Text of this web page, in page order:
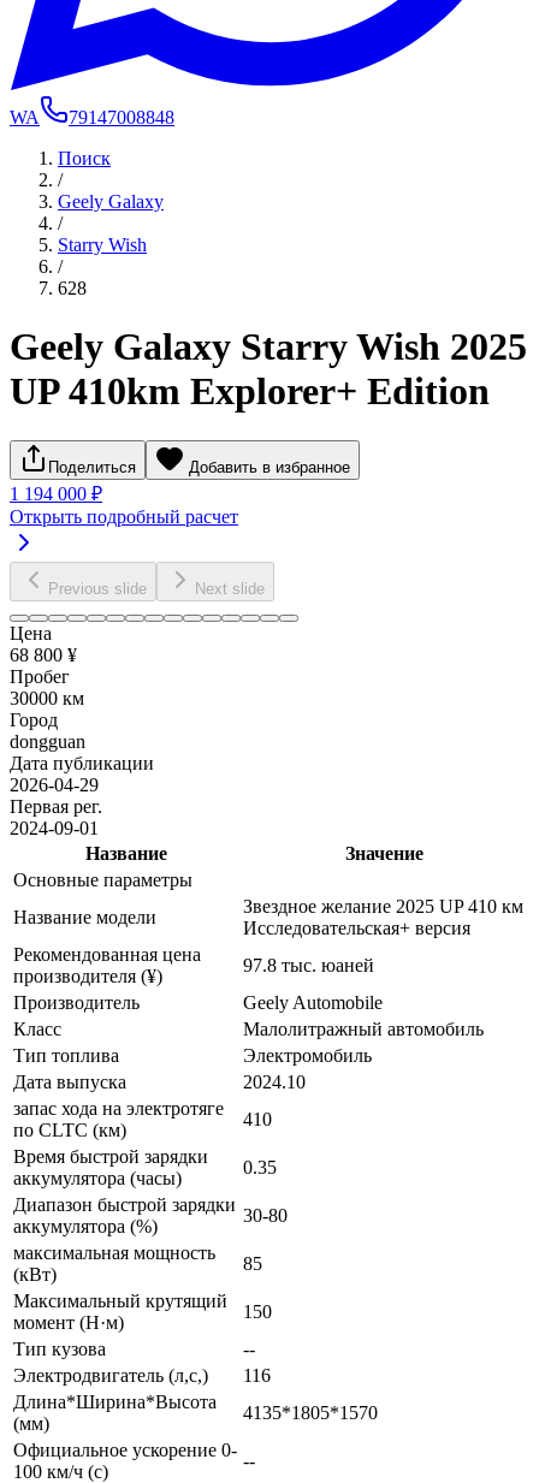
WA
79147008848
Поиск
/
Geely Galaxy
/
Starry Wish
/
628
Geely Galaxy Starry Wish 2025
UP 410km Explorer+ Edition
Поделиться Добавить в избранное
1 194 000 ₽
Открыть подробный расчет
Previous slide Next slide
Цена
68 800 ¥
Пробег
30000 км
Город
dongguan
Дата публикации
2026-04-29
Первая рег.
2024-09-01
Название
Значение
Основные параметры
Название модели
Звездное желание 2025 UP 410 км
Исследовательская+ версия
Рекомендованная цена
производителя (¥)
97.8 тыс. юаней
Производитель
Geely Automobile
Класс
Малолитражный автомобиль
Тип топлива
Электромобиль
Дата выпуска
2024.10
запас хода на электротяге
по CLTC (км)
410
Время быстрой зарядки
аккумулятора (часы)
0.35
Диапазон быстрой зарядки
аккумулятора (%)
30-80
максимальная мощность
(кВт)
85
Максимальный крутящий
момент (Н·м)
150
Тип кузова
--
Электродвигатель (л,с,)
116
Длина*Ширина*Высота
(мм)
4135*1805*1570
Официальное ускорение 0-
100 км/ч (с)
--